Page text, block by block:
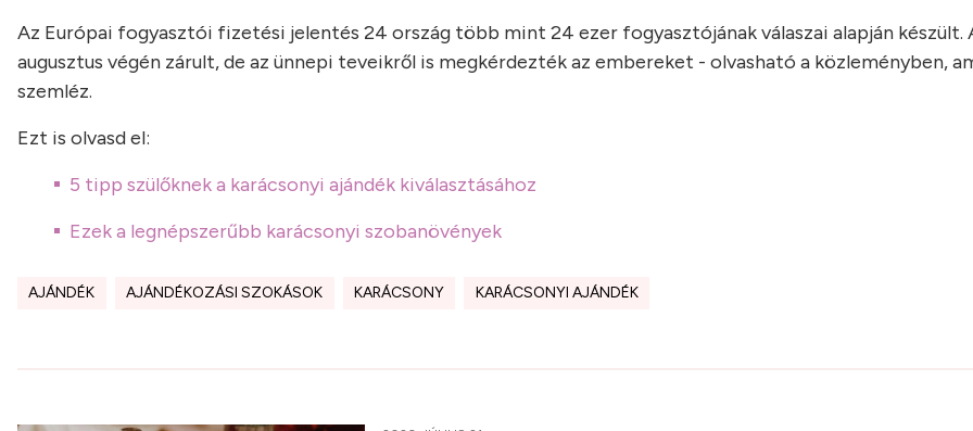
Az Európai fogyasztói fizetési jelentés 24 ország több mint 24 ezer fogyasztójának válaszai alapján készült.
augusztus végén zárult, de az ünnepi teveikről is megkérdezték az embereket - olvasható a közleményben,
szemléz.
Ezt is olvasd el:
5 tipp szülőknek a karácsonyi ajándék kiválasztásához
Ezek a legnépszerűbb karácsonyi szobanövények
AJÁNDÉK AJÁNDÉKOZÁSI SZOKÁSOK KARÁCSONY KARÁCSONYI AJÁNDÉK